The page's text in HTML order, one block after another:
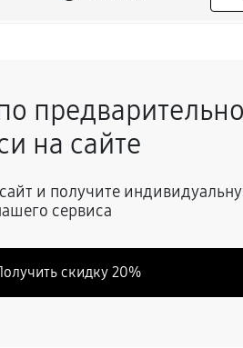
60 минут
на сайте
сайт и получите
сервиса
скидку 20%